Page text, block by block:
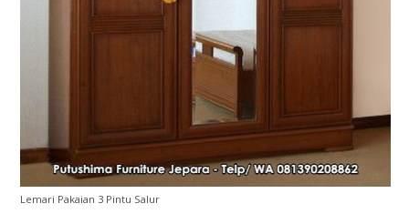
Lemari Pakaian 3 Pintu Salur